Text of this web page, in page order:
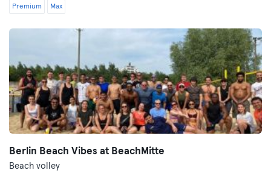
Premium Max
Berlin Beach Vibes at BeachMitte
Beach volley